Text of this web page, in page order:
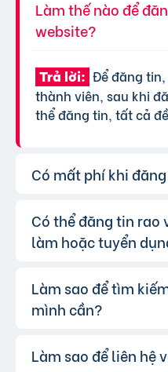
Làm thế nào để
website?
Trả lời: Để đăng
thành viên, sau khi
thể đăng tin, tất cả
Có mất phí khi
Trả lời: Chúng tôi
phí cơ bản cho tất cả
thị, bạn có thể lựa
cấp với chi phí hợp
VIP.
Có thể đăng tin rao
làm hoặc tuyển
Trả lời: Hoàn toàn
tôi hỗ trợ đăng tin
đủ thông tin.
Làm sao để tìm
mình cần?
Trả lời: Bạn có thể
Làm sao để liên hệ